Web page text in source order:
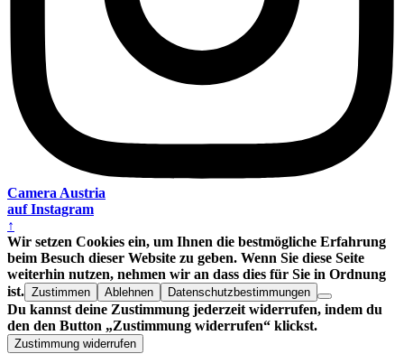
Camera Austria
auf Instagram
↑
Wir setzen Cookies ein, um Ihnen die bestmögliche Erfahrung
beim Besuch dieser Website zu geben. Wenn Sie diese Seite
weiterhin nutzen, nehmen wir an dass dies für Sie in Ordnung
ist. Zustimmen Ablehnen Datenschutzbestimmungen
Du kannst deine Zustimmung jederzeit widerrufen, indem du
den den Button „Zustimmung widerrufen“ klickst.
Zustimmung widerrufen